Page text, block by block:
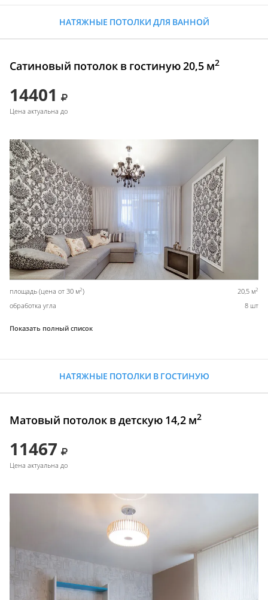
НАТЯЖНЫЕ ПОТОЛКИ ДЛЯ ВАННОЙ
Сатиновый потолок в гостиную 20,5 м2
14401
Цена актуальна до
площадь (цена от 30 м2) 20,5 м2
обработка угла 8 шт
Показать полный список
НАТЯЖНЫЕ ПОТОЛКИ В ГОСТИНУЮ
Матовый потолок в детскую 14,2 м2
11467
Цена актуальна до